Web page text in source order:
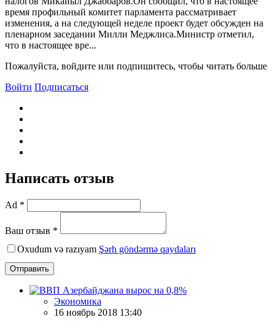
время профильный комитет парламента рассматривает
изменения, а на следующей неделе проект будет обсужден на
пленарном заседании Милли Меджлиса.Министр отметил,
что в настоящее вре...
Пожалуйста, войдите или подпишитесь, чтобы читать больше
Войти Подписаться
Написать отзыв
Ad *
Ваш отзыв *
Oxudum və razıyam Şərh göndərmə qaydaları
Отправить
Экономика
16 ноябрь 2018 13:40